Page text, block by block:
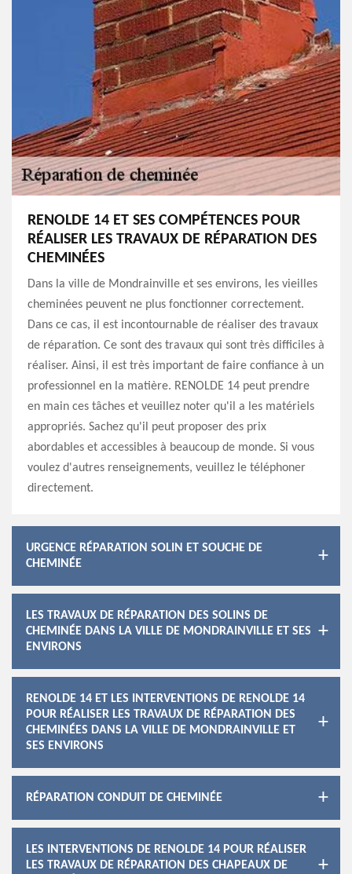
RENOLDE 14 ET SES COMPÉTENCES POUR
RÉALISER LES TRAVAUX DE RÉPARATION DES
CHEMINÉES
Dans la ville de Mondrainville et ses environs, les vieilles
cheminées peuvent ne plus fonctionner correctement.
Dans ce cas, il est incontournable de réaliser des travaux
de réparation. Ce sont des travaux qui sont très difficiles à
réaliser. Ainsi, il est très important de faire confiance à un
professionnel en la matière. RENOLDE 14 peut prendre
en main ces tâches et veuillez noter qu'il a les matériels
appropriés. Sachez qu'il peut proposer des prix
abordables et accessibles à beaucoup de monde. Si vous
voulez d'autres renseignements, veuillez le téléphoner
directement.
URGENCE RÉPARATION SOLIN ET SOUCHE DE
CHEMINÉE
LES TRAVAUX DE RÉPARATION DES SOLINS DE
CHEMINÉE DANS LA VILLE DE MONDRAINVILLE ET SES
ENVIRONS
RENOLDE 14 ET LES INTERVENTIONS DE RENOLDE 14
POUR RÉALISER LES TRAVAUX DE RÉPARATION DES
CHEMINÉES DANS LA VILLE DE MONDRAINVILLE ET
SES ENVIRONS
RÉPARATION CONDUIT DE CHEMINÉE
LES INTERVENTIONS DE RENOLDE 14 POUR RÉALISER
LES TRAVAUX DE RÉPARATION DES CHAPEAUX DE